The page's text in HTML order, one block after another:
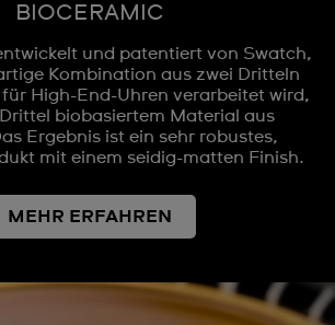
BIOCERAMIC
und patentiert von Swatch,
Kombination aus zwei Dritteln
für High-End-Uhren verarbeitet wird,
biobasiertem Material aus
Ergebnis ist ein sehr robustes,
mit einem seidig-matten Finish.
MEHR ERFAHREN